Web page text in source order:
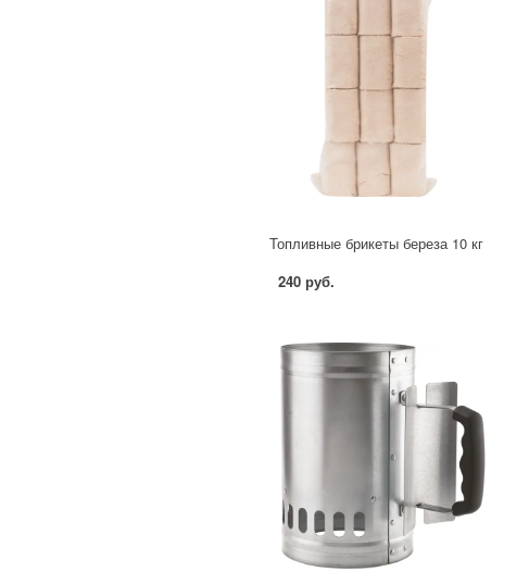
Топливные брикеты береза 10 кг
240 руб.